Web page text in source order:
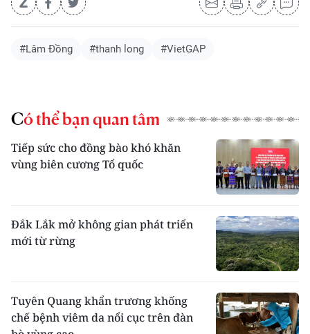
#Lâm Đồng #thanh long #VietGAP
Có thể bạn quan tâm
Tiếp sức cho đồng bào khó khăn
vùng biên cương Tổ quốc
Đắk Lắk mở không gian phát triển
mới từ rừng
Tuyên Quang khẩn trương khống
chế bệnh viêm da nổi cục trên đàn